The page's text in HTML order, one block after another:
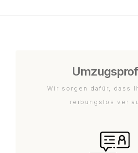
Wir sorgen dafür, dass
reibungslos